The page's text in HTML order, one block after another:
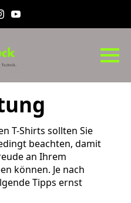
T-Shirts sollten Sie
beachten, damit
an Ihrem
können. Je nach
Tipps ernst